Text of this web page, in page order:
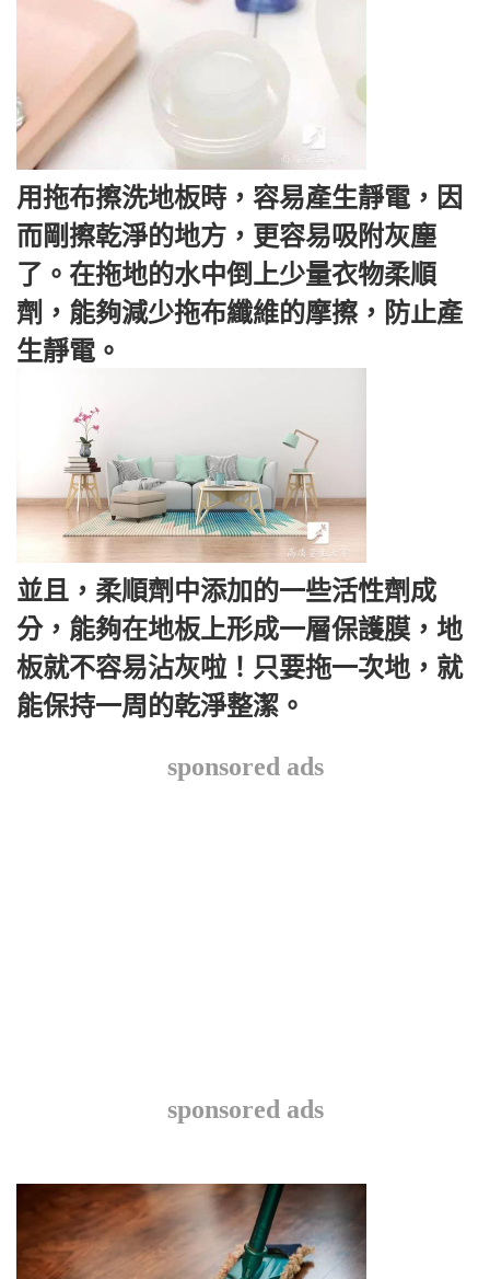
用拖布擦洗地板時，容易產生靜電，因
而剛擦乾淨的地方，更容易吸附灰塵
了。在拖地的水中倒上少量衣物柔順
劑，能夠減少拖布纖維的摩擦，防止產
生靜電。
並且，柔順劑中添加的一些活性劑成
分，能夠在地板上形成一層保護膜，地
板就不容易沾灰啦！只要拖一次地，就
能保持一周的乾淨整潔。
sponsored ads
sponsored ads